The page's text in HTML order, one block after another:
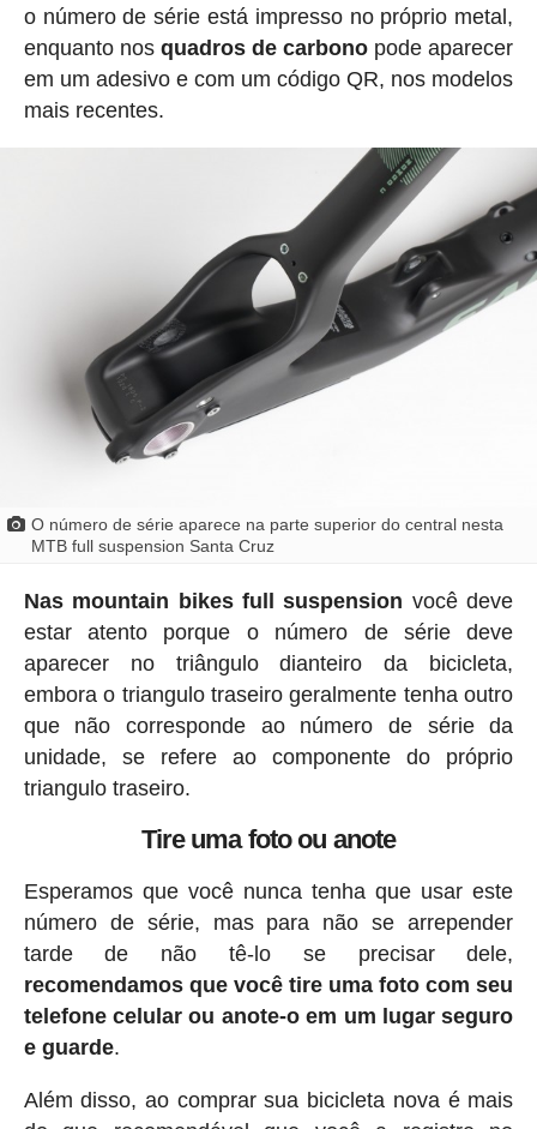
o número de série está impresso no próprio metal,
enquanto nos quadros de carbono pode aparecer
em um adesivo e com um código QR, nos modelos
mais recentes.
O número de série aparece na parte superior do central nesta
MTB full suspension Santa Cruz
Nas mountain bikes full suspension você deve
estar atento porque o número de série deve
aparecer no triângulo dianteiro da bicicleta,
embora o triangulo traseiro geralmente tenha outro
que não corresponde ao número de série da
unidade, se refere ao componente do próprio
triangulo traseiro.
Tire uma foto ou anote
Esperamos que você nunca tenha que usar este
número de série, mas para não se arrepender
tarde de não tê-lo se precisar dele,
recomendamos que você tire uma foto com seu
telefone celular ou anote-o em um lugar seguro
e guarde.
Além disso, ao comprar sua bicicleta nova é mais